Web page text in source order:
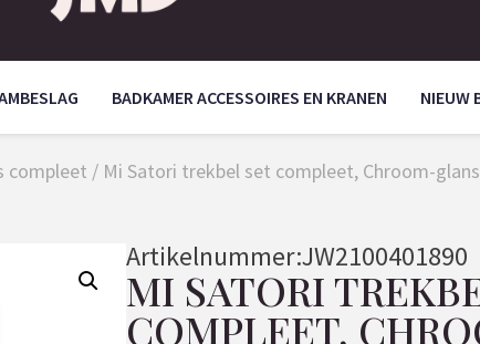
BADKAMER ACCESSOIRES EN KRANEN NIEUW
compleet / Mi Satori trekbel set compleet, Chroom-glans
Artikelnummer:JW2100401890
MI SATORI
COMPLEET,